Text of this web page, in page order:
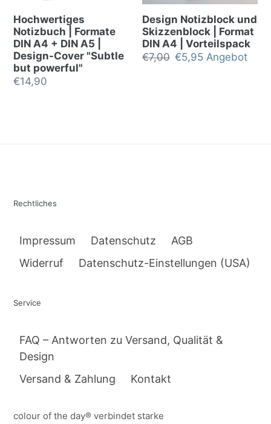
Hochwertiges
Notizbuch | Formate
DIN A4 + DIN A5 |
Design-Cover "Subtle
but powerful"
Normalpreis
€14,90
Design Notizblock und
Skizzenblock | Format
DIN A4 | Vorteilspack
Normalpreis
€7,00 Sonderpreis
€5,95 Angebot
Rechtliches
Impressum Datenschutz
AGB
Widerruf
Datenschutz-Einstellungen (USA)
Service
FAQ – Antworten zu Versand, Qualität &
Design
Versand & Zahlung
Kontakt
colour of the day® verbindet starke